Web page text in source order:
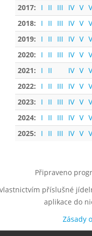
2017:
I II III IV V
2018:
I II III IV V
2019:
I II III IV V
2020:
I II III IV V
2021:
I II IV V
2022:
I II III IV V
2023:
I II III IV V
2024:
I II III IV V
2025:
I II III IV V
Připraveno
příslušné
aplikace do
Zásady